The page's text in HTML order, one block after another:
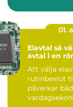
01.
Elavtal så väljer du rätt
avtal i en
Att välja
rutinbeslut
påverkar